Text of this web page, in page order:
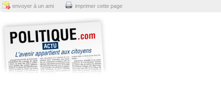
envoyer à un ami imprimer cette page